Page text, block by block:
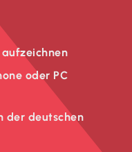
oder PC
der deutschen